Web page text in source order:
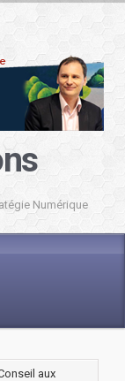
Numérique
aux